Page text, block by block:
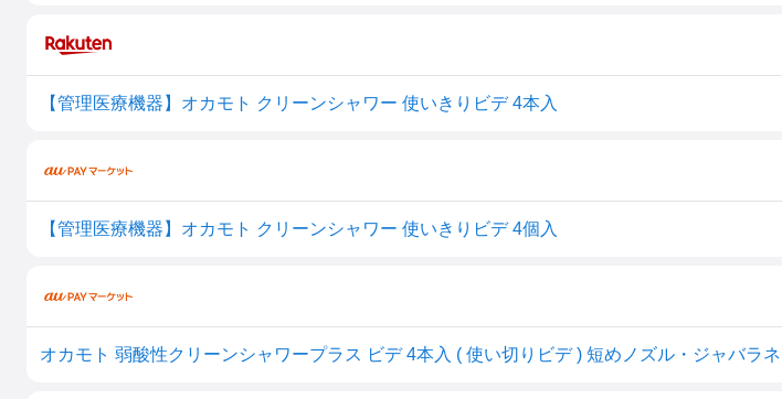
【管理医療機器】オカモト クリーンシャワー 使いきりビデ 4本入
【管理医療機器】オカモト クリーンシャワー 使いきりビデ 4個入